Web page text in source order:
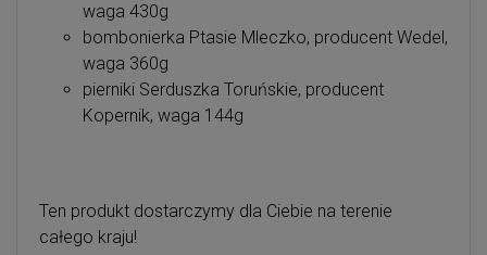
waga 430g
bombonierka Ptasie Mleczko, producent Wedel,
waga 360g
pierniki Serduszka Toruńskie, producent
Kopernik, waga 144g
Ten produkt dostarczymy dla Ciebie na terenie
całego kraju!